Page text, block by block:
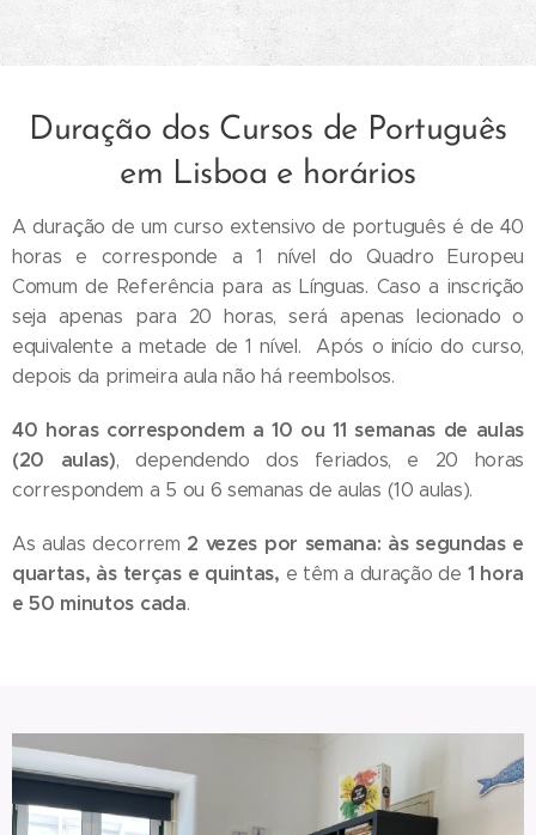
Duração dos Cursos de Português
em Lisboa e horários
A duração de um curso extensivo de português é de 40
horas e corresponde a 1 nível do Quadro Europeu
Comum de Referência para as Línguas. Caso a inscrição
seja apenas para 20 horas, será apenas lecionado o
equivalente a metade de 1 nível. Após o início do curso,
depois da primeira aula não há reembolsos.
40 horas correspondem a 10 ou 11 semanas de aulas
(20 aulas), dependendo dos feriados, e 20 horas
correspondem a 5 ou 6 semanas de aulas (10 aulas).
As aulas decorrem 2 vezes por semana: às segundas e
quartas, às terças e quintas, e têm a duração de 1 hora
e 50 minutos cada.